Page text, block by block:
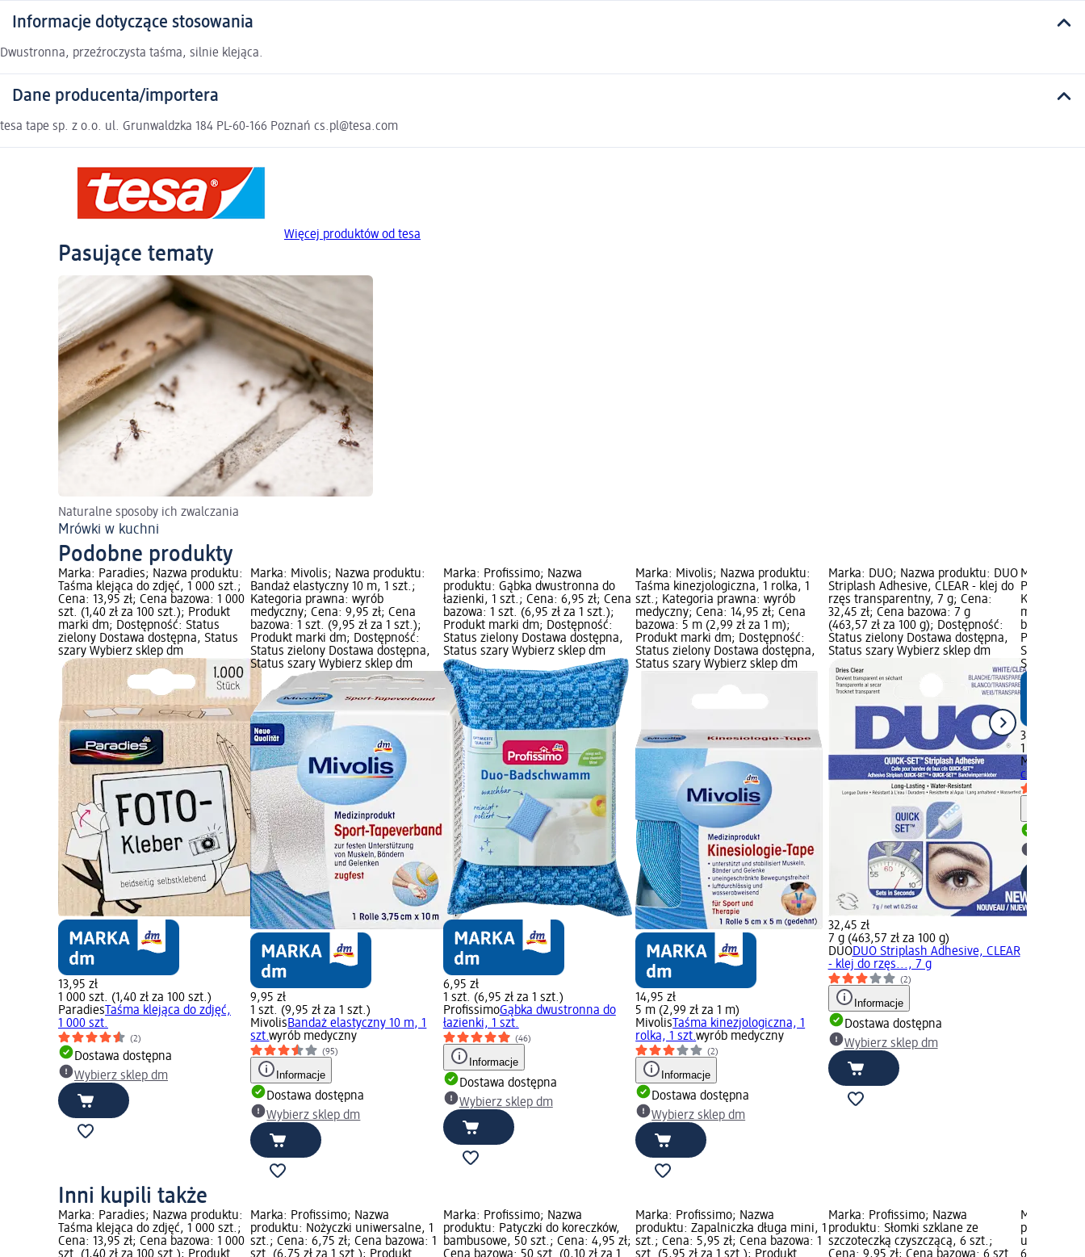
Informacje dotyczące stosowania
Dwustronna, przeźroczysta taśma, silnie klejąca.
Dane producenta/importera
tesa tape sp. z o.o. ul. Grunwaldzka 184 PL-60-166 Poznań cs.pl@tesa.com
Więcej produktów od tesa
Pasujące tematy
Naturalne sposoby ich zwalczania
Mrówki w kuchni
Podobne produkty
Marka: Paradies; Nazwa produktu:
Taśma klejąca do zdjęć, 1 000 szt.;
Cena: 13,95 zł; Cena bazowa: 1 000
szt. (1,40 zł za 100 szt.); Produkt
marki dm; Dostępność: Status
zielony Dostawa dostępna, Status
szary Wybierz sklep dm
13,95 zł
1 000 szt. (1,40 zł za 100 szt.)
Paradies Taśma klejąca do zdjęć,
1 000 szt.
(2)
Dostawa dostępna
Wybierz sklep dm
Marka: Mivolis; Nazwa produktu:
Bandaż elastyczny 10 m, 1 szt.;
Kategoria prawna: wyrób
medyczny; Cena: 9,95 zł; Cena
bazowa: 1 szt. (9,95 zł za 1 szt.);
Produkt marki dm; Dostępność:
Status zielony Dostawa dostępna,
Status szary Wybierz sklep dm
9,95 zł
1 szt. (9,95 zł za 1 szt.)
MivolisBandaż elastyczny 10 m, 1
szt.wyrób medyczny
(95)
Informacje
Dostawa dostępna
Wybierz sklep dm
Marka: Profissimo; Nazwa
produktu: Gąbka dwustronna do
łazienki, 1 szt.; Cena: 6,95 zł; Cena
bazowa: 1 szt. (6,95 zł za 1 szt.);
Produkt marki dm; Dostępność:
Status zielony Dostawa dostępna,
Status szary Wybierz sklep dm
6,95 zł
1 szt. (6,95 zł za 1 szt.)
ProfissimoGąbka dwustronna do
łazienki, 1 szt.
(46)
Informacje
Dostawa dostępna
Wybierz sklep dm
Marka: Mivolis; Nazwa produktu:
Taśma kinezjologiczna, 1 rolka, 1
szt.; Kategoria prawna: wyrób
medyczny; Cena: 14,95 zł; Cena
bazowa: 5 m (2,99 zł za 1 m);
Produkt marki dm; Dostępność:
Status zielony Dostawa dostępna,
Status szary Wybierz sklep dm
14,95 zł
5 m (2,99 zł za 1 m)
Mivolis Taśma kinezjologiczna, 1
rolka, 1 szt.wyrób medyczny
(2)
Informacje
Dostawa dostępna
Wybierz sklep dm
Marka: DUO; Nazwa produktu: DUO
Striplash Adhesive, CLEAR - klej do
rzęs transparentny, 7 g; Cena:
32,45 zł; Cena bazowa: 7 g
(463,57 zł za 100 g); Dostępność:
Status zielony Dostawa dostępna,
Status szary Wybierz sklep dm
32,45 zł
7 g (463,57 zł za 100 g)
DUODUO Striplash Adhesive, CLEAR
- klej do rzęs..., 7 g
(2)
Informacje
Dostawa dostępna
Wybierz sklep dm
Marka:
Plaster
Kategoria
medyczny;
bazowa: 1
Produkt
Status
Status
3,95 zł
1 m (3,95 zł
Mivolis
cm, 1 m
Inni kupili także
Marka: Paradies; Nazwa produktu:
Taśma klejąca do zdjęć, 1 000 szt.;
Cena: 13,95 zł; Cena bazowa: 1 000
Marka: Profissimo; Nazwa
produktu: Nożyczki uniwersalne, 1
szt.; Cena: 6,75 zł; Cena bazowa: 1
Marka: Profissimo; Nazwa
produktu: Patyczki do koreczków,
bambusowe, 50 szt.; Cena: 4,95 zł;
Marka: Profissimo; Nazwa
produktu: Zapalniczka długa mini, 1
szt.; Cena: 5,95 zł; Cena bazowa: 1
Marka: Profissimo; Nazwa
produktu: Słomki szklane ze
szczoteczką czyszczącą, 6 szt.;
Marka:
produktu: